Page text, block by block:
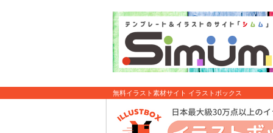
無料イラスト素材サイト イラストボックス